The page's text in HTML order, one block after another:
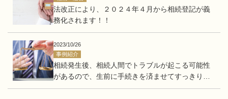
法改正により、２０２４年４月から相続登記が義
務化されます！！
2023/10/26
事例紹介
相続発生後、相続人間でトラブルが起こる可能性
があるので、生前に手続きを済ませてすっきりし
たい。